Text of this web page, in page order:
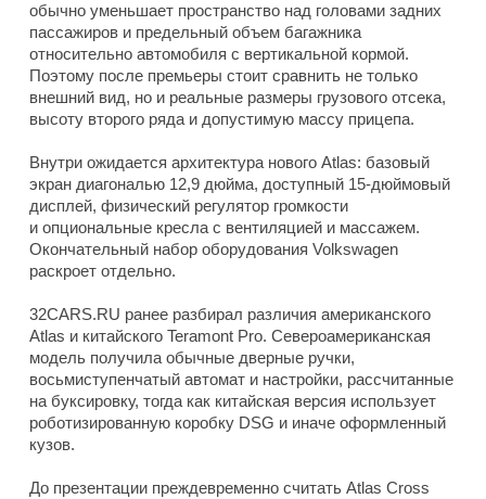
обычно уменьшает пространство над головами задних
пассажиров и предельный объем багажника
относительно автомобиля с вертикальной кормой.
Поэтому после премьеры стоит сравнить не только
внешний вид, но и реальные размеры грузового отсека,
высоту второго ряда и допустимую массу прицепа.
Внутри ожидается архитектура нового Atlas: базовый
экран диагональю 12,9 дюйма, доступный 15-дюймовый
дисплей, физический регулятор громкости
и опциональные кресла с вентиляцией и массажем.
Окончательный набор оборудования Volkswagen
раскроет отдельно.
32CARS.RU ранее разбирал различия американского
Atlas и китайского Teramont Pro. Североамериканская
модель получила обычные дверные ручки,
восьмиступенчатый автомат и настройки, рассчитанные
на буксировку, тогда как китайская версия использует
роботизированную коробку DSG и иначе оформленный
кузов.
До презентации преждевременно считать Atlas Cross